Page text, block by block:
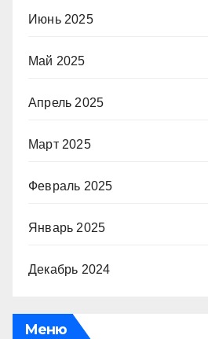
Июнь 2025
Май 2025
Апрель 2025
Март 2025
Февраль 2025
Январь 2025
Декабрь 2024
Меню